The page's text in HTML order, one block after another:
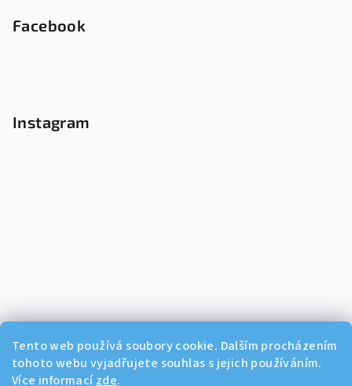
Tento web používá soubory cookie. Dalším procházením
tohoto webu vyjadřujete souhlas s jejich používáním.
Více informací zde.
Facebook
Instagram